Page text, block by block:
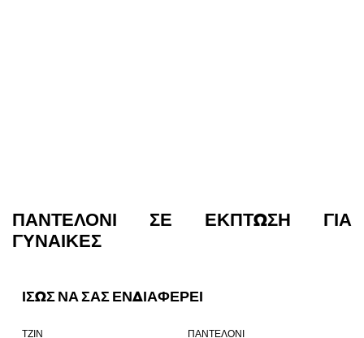
ΠΑΝΤΕΛΌΝΙ ΣΕ ΈΚΠΤΩΣΗ ΓΙΑ
ΓΥΝΑΊΚΕΣ
ΙΣΩΣ ΝΑ ΣΑΣ ΕΝΔΙΑΦΕΡΕΙ
ΤΖΙΝ ΠΑΝΤΕΛΟΝΙ